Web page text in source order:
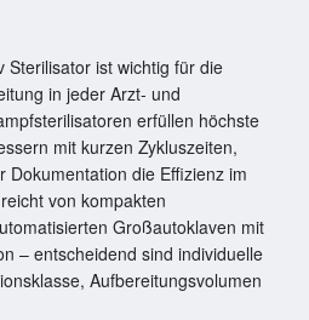
Sterilisator ist wichtig für die
in jeder Arzt- und
erfüllen höchste
mit kurzen Zykluszeiten,
Dokumentation die Effizienz im
von kompakten
Großautoklaven mit
– entscheidend sind individuelle
Aufbereitungsvolumen